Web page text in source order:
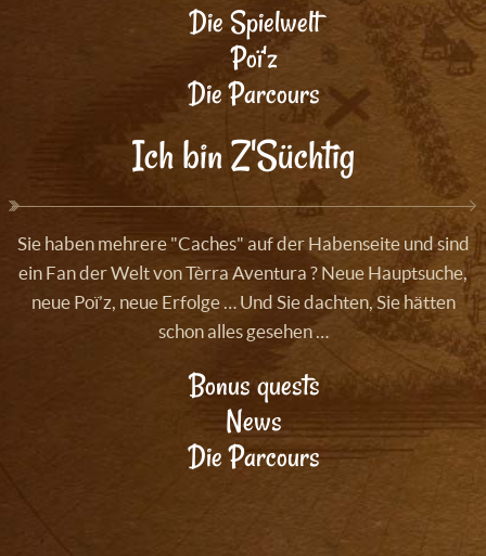
Die Spielwelt
Poï'z
Die Parcours
Ich bin Z'Süchtig
Sie haben mehrere "Caches" auf der Habenseite und sind
ein Fan der Welt von Tèrra Aventura ? Neue Hauptsuche,
neue Poï’z, neue Erfolge … Und Sie dachten, Sie hätten
schon alles gesehen …
Bonus quests
News
Die Parcours